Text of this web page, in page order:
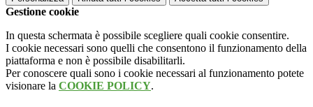
Gestione cookie
In questa schermata è possibile scegliere quali cookie consentire.
I cookie necessari sono quelli che consentono il funzionamento della
piattaforma e non è possibile disabilitarli.
Per conoscere quali sono i cookie necessari al funzionamento potete
visionare la COOKIE POLICY.